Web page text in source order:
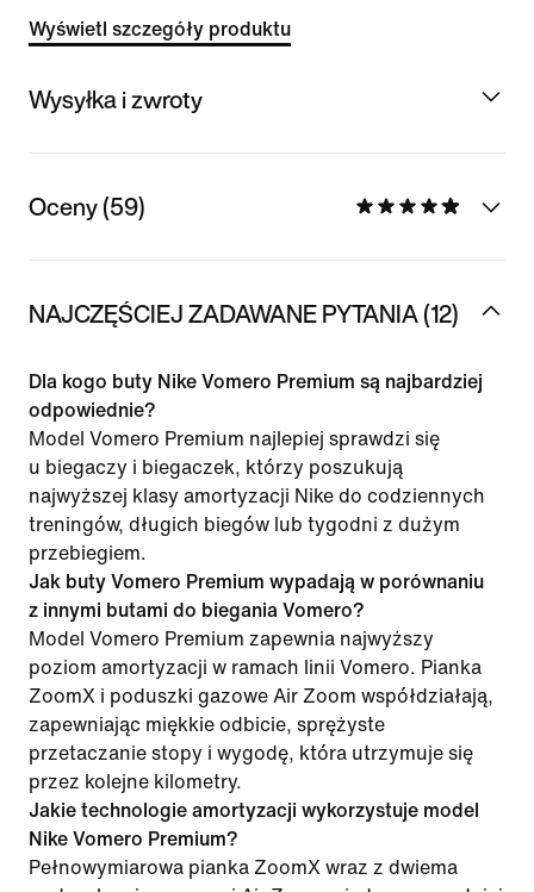
Wyświetl szczegóły produktu
Wysyłka i zwroty
Oceny (59)
NAJCZĘŚCIEJ ZADAWANE PYTANIA (12)
Dla kogo buty Nike Vomero Premium są najbardziej
odpowiednie?
Model Vomero Premium najlepiej sprawdzi się
u biegaczy i biegaczek, którzy poszukują
najwyższej klasy amortyzacji Nike do codziennych
treningów, długich biegów lub tygodni z dużym
przebiegiem.
Jak buty Vomero Premium wypadają w porównaniu
z innymi butami do biegania Vomero?
Model Vomero Premium zapewnia najwyższy
poziom amortyzacji w ramach linii Vomero. Pianka
ZoomX i poduszki gazowe Air Zoom współdziałają,
zapewniając miękkie odbicie, sprężyste
przetaczanie stopy i wygodę, która utrzymuje się
przez kolejne kilometry.
Jakie technologie amortyzacji wykorzystuje model
Nike Vomero Premium?
Pełnowymiarowa pianka ZoomX wraz z dwiema